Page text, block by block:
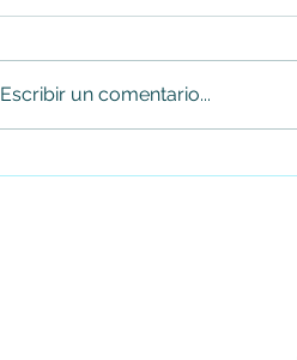
¡De Soacha para el mundo!
Escribir un comentario...